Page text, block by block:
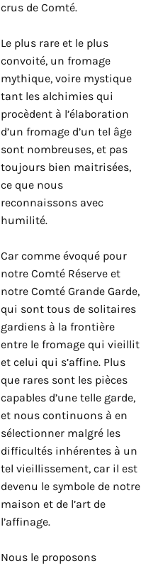
crus de Comté.
Le plus rare et le plus
convoité, un fromage
mythique, voire mystique
tant les alchimies qui
procèdent à l’élaboration
d’un fromage d’un tel âge
sont nombreuses, et pas
toujours bien maitrisées,
ce que nous
reconnaissons avec
humilité.
Car comme évoqué pour
notre Comté Réserve et
notre Comté Grande Garde,
qui sont tous de solitaires
gardiens à la frontière
entre le fromage qui vieillit
et celui qui s’affine. Plus
que rares sont les pièces
capables d’une telle garde,
et nous continuons à en
sélectionner malgré les
difficultés inhérentes à un
tel vieillissement, car il est
devenu le symbole de notre
maison et de l’art de
l’affinage.
Nous le proposons